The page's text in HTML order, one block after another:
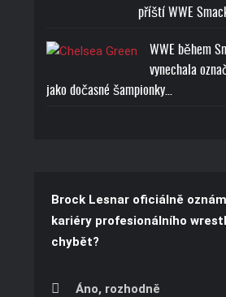
příští WWE
WWE během
vynechala
jako dočasné šampionky…
Brock Lesnar oficiálně
kariéry profesionálního
chybět?
Áno, rozhodně